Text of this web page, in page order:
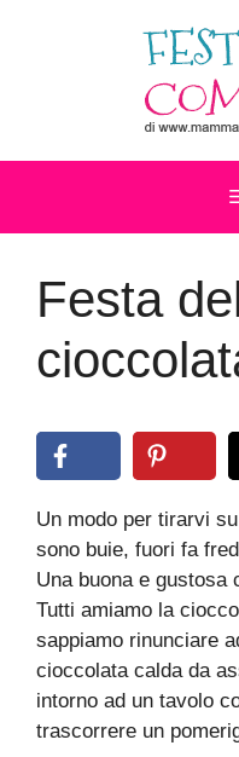
Festa
Un modo per tirarvi
sono buie, fuori fa
Una buona e gustosa
Tutti amiamo la
sappiamo rinunciare
cioccolata calda da
intorno ad un tavolo
trascorrere un